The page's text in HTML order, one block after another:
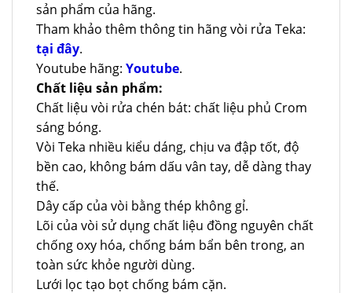
sản phẩm của hãng.
Tham khảo thêm thông tin hãng vòi rửa Teka:
tại đây.
Youtube hãng: Youtube.
Chất liệu sản phẩm:
Chất liệu vòi rửa chén bát: chất liệu phủ Crom
sáng bóng.
Vòi Teka nhiều kiểu dáng, chịu va đập tốt, độ
bền cao, không bám dấu vân tay, dễ dàng thay
thế.
Dây cấp của vòi bằng thép không gỉ.
Lõi của vòi sử dụng chất liệu đồng nguyên chất
chống oxy hóa, chống bám bẩn bên trong, an
toàn sức khỏe người dùng.
Lưới lọc tạo bọt chống bám cặn.